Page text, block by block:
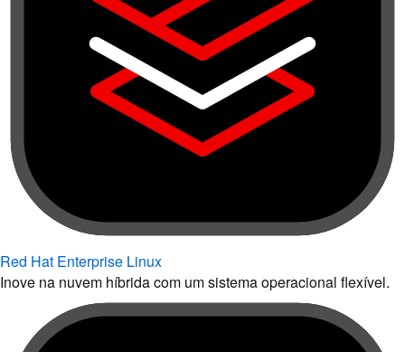
Red Hat Enterprise Linux
Inove na nuvem híbrida com um sistema operacional flexível.